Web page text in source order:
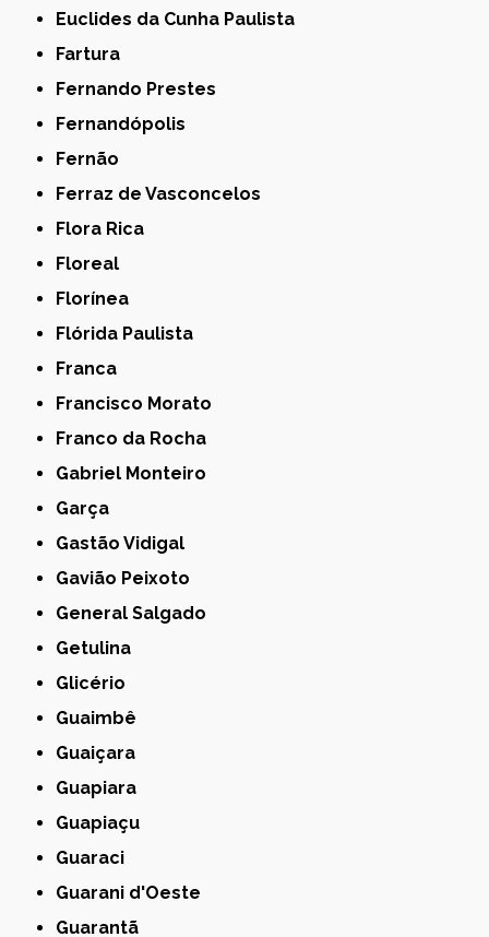
Euclides da Cunha Paulista
Fartura
Fernando Prestes
Fernandópolis
Fernão
Ferraz de Vasconcelos
Flora Rica
Floreal
Florínea
Flórida Paulista
Franca
Francisco Morato
Franco da Rocha
Gabriel Monteiro
Garça
Gastão Vidigal
Gavião Peixoto
General Salgado
Getulina
Glicério
Guaimbê
Guaiçara
Guapiara
Guapiaçu
Guaraci
Guarani d'Oeste
Guarantã